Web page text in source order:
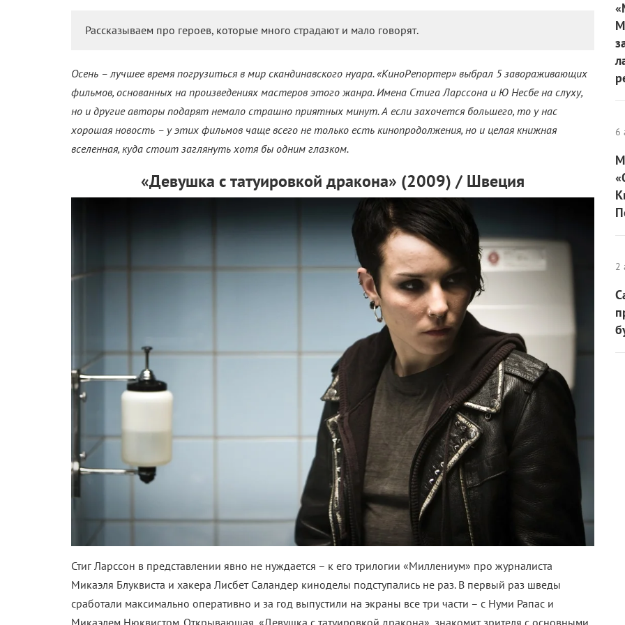
Рассказываем про героев, которые много страдают и мало говорят.
Осень – лучшее время погрузиться в мир скандинавского нуара. «КиноРепортер» выбрал 5 завораживающих
фильмов, основанных на произведениях мастеров этого жанра. Имена Стига Ларссона и Ю Несбе на слуху,
но и другие авторы подарят немало страшно приятных минут. А если захочется большего, то у нас
хорошая новость – у этих фильмов чаще всего не только есть кинопродолжения, но и целая книжная
вселенная, куда стоит заглянуть хотя бы одним глазком.
«Девушка с татуировкой дракона» (2009) / Швеция
Стиг Ларссон в представлении явно не нуждается – к его трилогии «Миллениум» про журналиста
Микаэля Блуквиста и хакера Лисбет Саландер киноделы подступались не раз. В первый раз шведы
сработали максимально оперативно и за год выпустили на экраны все три части – с Нуми Рапас и
6
2